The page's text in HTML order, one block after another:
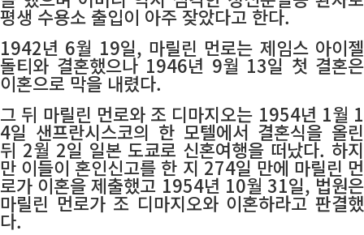
평생 수용소 출입이 아주 잦았다고 한다.
1942년 6월 19일, 마릴린 먼로는 제임스 아이젤
돌티와 결혼했으나 1946년 9월 13일 첫 결혼은
이혼으로 막을 내렸다.
그 뒤 마릴린 먼로와 조 디마지오는 1954년 1월 1
4일 샌프란시스코의 한 모텔에서 결혼식을 올린
뒤 2월 2일 일본 도쿄로 신혼여행을 떠났다. 하지
만 이들이 혼인신고를 한 지 274일 만에 마릴린 먼
로가 이혼을 제출했고 1954년 10월 31일, 법원은
마릴린 먼로가 조 디마지오와 이혼하라고 판결했
다.